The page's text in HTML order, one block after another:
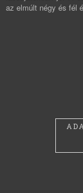
az elmúlt négy és fél